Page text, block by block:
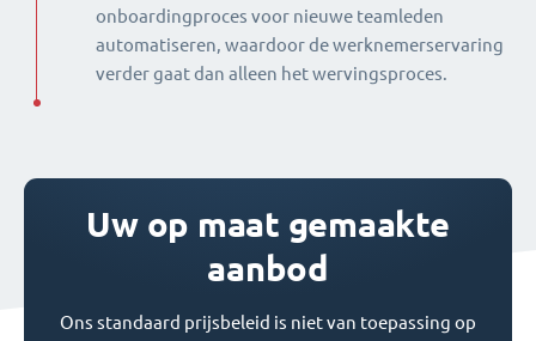
onboardingproces voor nieuwe teamleden
automatiseren, waardoor de werknemerservaring
verder gaat dan alleen het wervingsproces.
Uw op maat gemaakte
aanbod
Ons standaard prijsbeleid is niet van toepassing op